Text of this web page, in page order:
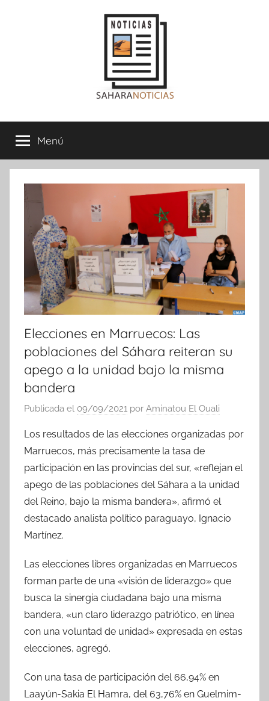
Sahara
Noticias
Menú
Elecciones en Marruecos: Las
poblaciones del Sáhara reiteran su
apego a la unidad bajo la misma
bandera
Publicada el 09/09/2021 por Aminatou El Ouali
Los resultados de las elecciones organizadas por
Marruecos, más precisamente la tasa de
participación en las provincias del sur, «reflejan el
apego de las poblaciones del Sáhara a la unidad
del Reino, bajo la misma bandera», afirmó el
destacado analista político paraguayo, Ignacio
Martínez.
Las elecciones libres organizadas en Marruecos
forman parte de una «visión de liderazgo» que
busca la sinergia ciudadana bajo una misma
bandera, «un claro liderazgo patriótico, en línea
con una voluntad de unidad» expresada en estas
elecciones, agregó.
Con una tasa de participación del 66,94% en
Laayún-Sakia El Hamra, del 63,76% en Guelmim-